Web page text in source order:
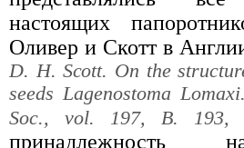
настоящих
Оливер и Скотт в
D. H. Sсоtt. On the
seeds Lagenostoma
Soc., vol. 197, B. 193,
принадлежность